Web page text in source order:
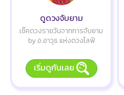
ดูดวงจับยาม
เช็คดวงรายวันจากการจับยาม
by อ.อาวุธ แห่งดวงไลฟ์
เริ่มดูกันเลย